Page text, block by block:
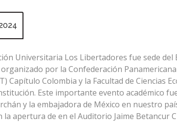
Universitaria Los Libertadores fue sede
por la Confederación
Capítulo Colombia y la Facultad de Ciencias
Este importante evento académico
y la embajadora de México en nuestro
la apertura de en el Auditorio Jaime Betancur